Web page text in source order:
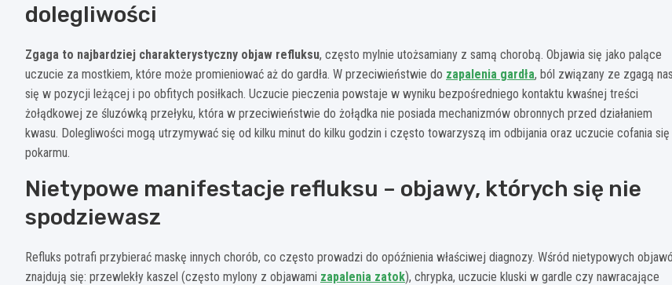
dolegliwości
Zgaga to najbardziej charakterystyczny objaw refluksu, często mylnie utożsamiany z samą chorobą. Objawia się jako palące
uczucie za mostkiem, które może promieniować aż do gardła. W przeciwieństwie do zapalenia gardła, ból związany ze zgagą
się w pozycji leżącej i po obfitych posiłkach. Uczucie pieczenia powstaje w wyniku bezpośredniego kontaktu kwaśnej treści
żołądkowej ze śluzówką przełyku, która w przeciwieństwie do żołądka nie posiada mechanizmów obronnych przed działaniem
kwasu. Dolegliwości mogą utrzymywać się od kilku minut do kilku godzin i często towarzyszą im odbijania oraz uczucie cofania się
pokarmu.
Nietypowe manifestacje refluksu – objawy, których się nie
spodziewasz
Refluks potrafi przybierać maskę innych chorób, co często prowadzi do opóźnienia właściwej diagnozy. Wśród nietypowych
znajdują się: przewlekły kaszel (często mylony z objawami zapalenia zatok), chrypka, uczucie kluski w gardle czy nawracające